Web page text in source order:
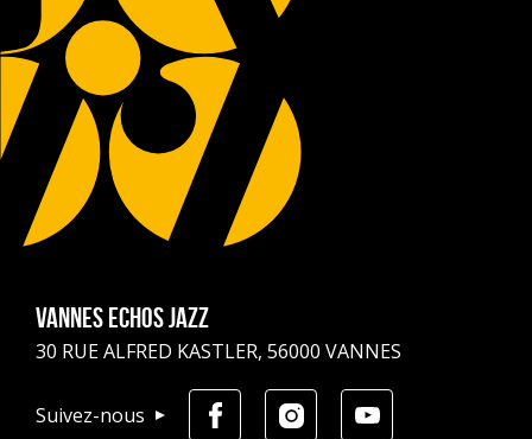
Vannes Echos Jazz
30 RUE ALFRED KASTLER, 56000 VANNES
Suivez-nous